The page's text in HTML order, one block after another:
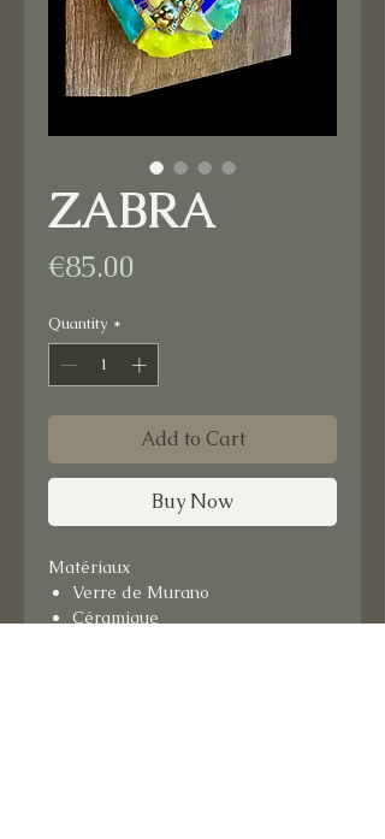
ZABRA
€85.00
Quantity *
Add to Cart
Buy Now
Matériaux
Verre de Murano
Céramique